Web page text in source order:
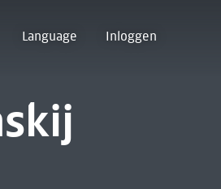
Language Inloggen